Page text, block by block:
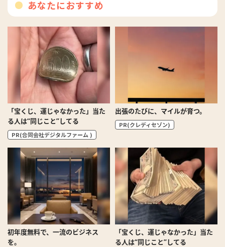
あなたにおすすめ
「宝くじ、運じゃなかった」当た
る人は“同じこと”してる
PR(合同会社デジタルファーム )
出張のたびに、マイルが育つ。
PR(クレディセゾン)
初年度無料で、一流のビジネス
を。
「宝くじ、運じゃなかった」当た
る人は“同じこと”してる